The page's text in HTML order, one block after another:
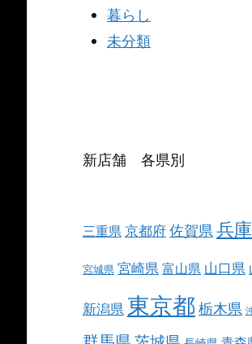
暮らし
未分類
新店舗 各県別
三重県京都府佐賀県 兵
宮城県 宮崎県 富山県 山口県
新潟県 東京都 栃木県